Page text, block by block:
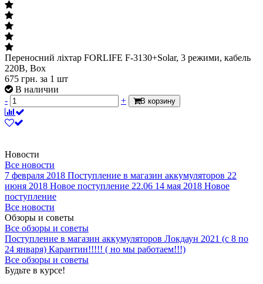
Переносний ліхтар FORLIFE F-3130+Solar, 3 режими, кабель
220В, Box
675 грн. за 1 шт
В наличии
-
+ В корзину
Новости
Все новости
7 февраля 2018 Поступление в магазин аккумуляторов 22
июня 2018 Новое поступление 22.06 14 мая 2018 Новое
поступление
Все новости
Обзоры и советы
Все обзоры и советы
Поступление в магазин аккумуляторов Локдаун 2021 (с 8 по
24 января) Карантин!!!!! ( но мы работаем!!!)
Все обзоры и советы
Будьте в курсе!